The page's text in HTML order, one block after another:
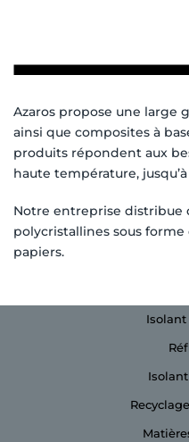
Azaros propose une large
ainsi que composites à
produits répondent aux
haute température, jusqu’à
Notre entreprise distribue
polycristallines sous
papiers.